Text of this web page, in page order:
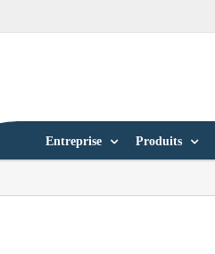
Entreprise Produits